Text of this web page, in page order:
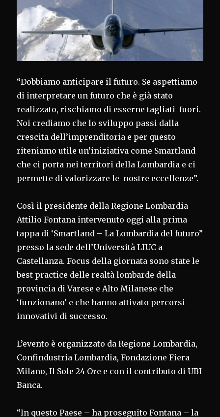
“Dobbiamo anticipare il futuro. Se aspettiamo
di interpretare un futuro che è già stato
realizzato, rischiamo di esserne tagliati fuori.
Noi crediamo che lo sviluppo passi dalla
crescita dell’imprenditoria e per questo
riteniamo utile un’iniziativa come Smartland
che ci porta nei territori della Lombardia e ci
permette di valorizzare le nostre eccellenze”.
Così il presidente della Regione Lombardia
Attilio Fontana intervenuto oggi alla prima
tappa di ‘Smartland – La Lombardia del futuro”
presso la sede dell’Università LIUC a
Castellanza. Focus della giornata sono state le
best practice delle realtà lombarde della
provincia di Varese e Alto Milanese che
‘funzionano’ e che hanno attivato percorsi
innovativi di successo.
L’evento è organizzato da Regione Lombardia,
Confindustria Lombardia, Fondazione Fiera
Milano, Il Sole 24 Ore e con il contributo di UBI
Banca.
“In questo Paese – ha proseguito Fontana – la